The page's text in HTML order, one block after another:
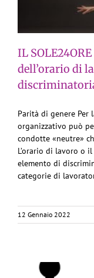
IL
dell’orario di
Parità di genere
organizzativo può
condotte «neutre»
L’orario di lavoro o
elemento di
categorie di
12 Gennaio 2022